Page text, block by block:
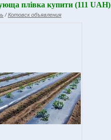
плівка купити (111 UAH)
/Котовск объявления